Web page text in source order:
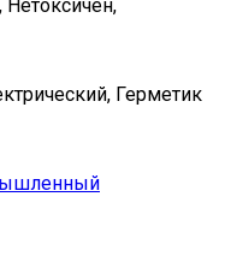
Нетоксичен,
Герметик